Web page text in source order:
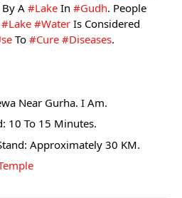
By A #lake In #Gudh
#lake #water
To #cure #diseases.
Near Gurha. I Am.
10 To 15 Minutes.
Approximately 30 KM.